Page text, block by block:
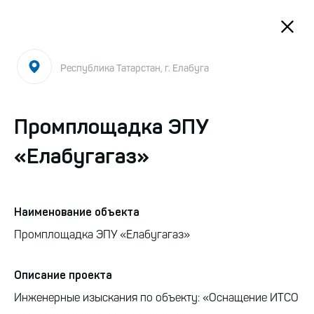
Проекты
Промплощадка ЭПУ
«Елабугагаз»
E-mail:info@project-group.ru
Республика Татарстан, г. Елабуга
Промплощадка ЭПУ
«Елабугагаз»
Наименование объекта
Промплощадка ЭПУ «Елабугагаз»
Описание проекта
Инженерные изыскания по объекту: «Оснащение ИТСО